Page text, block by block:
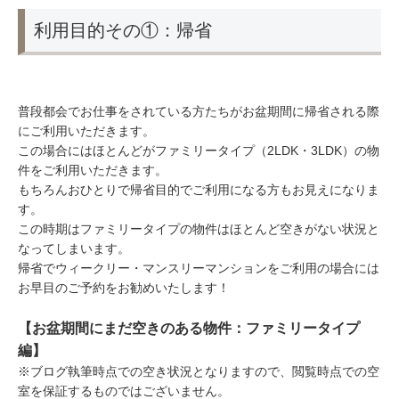
利用目的その①：帰省
普段都会でお仕事をされている方たちがお盆期間に帰省される際
にご利用いただきます。
この場合にはほとんどがファミリータイプ（2LDK・3LDK）の物
件をご利用いただきます。
もちろんおひとりで帰省目的でご利用になる方もお見えになりま
す。
この時期はファミリータイプの物件はほとんど空きがない状況と
なってしまいます。
帰省でウィークリー・マンスリーマンションをご利用の場合には
お早目のご予約をお勧めいたします！
【お盆期間にまだ空きのある物件：ファミリータイプ
編】
※ブログ執筆時点での空き状況となりますので、閲覧時点での空
室を保証するものではございません。